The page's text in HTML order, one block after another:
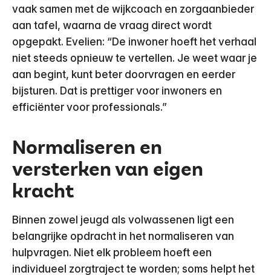
vaak samen met de wijkcoach en zorgaanbieder
aan tafel, waarna de vraag direct wordt
opgepakt. Evelien: “De inwoner hoeft het verhaal
niet steeds opnieuw te vertellen. Je weet waar je
aan begint, kunt beter doorvragen en eerder
bijsturen. Dat is prettiger voor inwoners en
efficiënter voor professionals.”
Normaliseren en
versterken van eigen
kracht
Binnen zowel jeugd als volwassenen ligt een
belangrijke opdracht in het normaliseren van
hulpvragen. Niet elk probleem hoeft een
individueel zorgtraject te worden; soms helpt het